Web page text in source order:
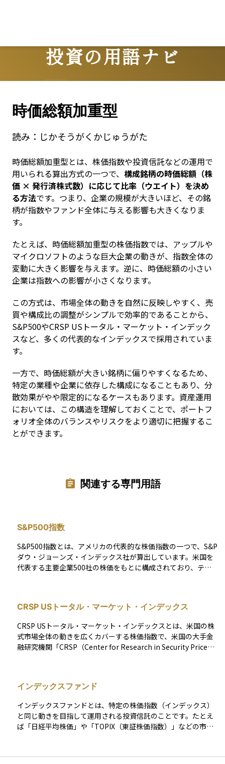
投資の用語ナビ
Terms
時価総額加重型
読み： じかそうがくかじゅうがた
時価総額加重型とは、株価指数や投資信託などの運用で
用いられる算出方式の一つで、 構成銘柄の時価総額（株
価 × 発行済株式数）に応じて比率（ウエイト）を決め
る方法です。つまり、企業の規模が大きいほど、その銘
柄が指数やファンド全体に与える影響も大きくなりま
す。
たとえば、時価総額加重型の株価指数では、アップルや
マイクロソフトのような巨大企業の動きが、指数全体の
変動に大きく影響を与えます。逆に、時価総額の小さい
企業は指数への影響が小さくなります。
この方式は、市場全体の動きを自然に反映しやすく、売
買や構成比の調整がシンプルで効率的であることから、
S&P500やCRSP USトータル・マーケット・インデック
スなど、多くの代表的なインデックスで採用されていま
す。
一方で、時価総額が大きい銘柄に偏りやすくなるため、
特定の業種や企業に依存した構成になることもあり、分
散効果がやや限定的になるケースもあります。資産運用
においては、この構造を理解しておくことで、ポートフ
ォリオ全体のバランスやリスクをより適切に把握するこ
とができます。
関連する専門用語
S&P500指数
S&P500指数とは、アメリカの代表的な株価指数の一つで、S&P
ダウ・ジョーンズ・インデックス社が算出しています。米国を
代表する主要企業500社の株価をもとに構成されており、テク
資信託）のベンチマークとしても広く活用されています。「ア
メリカ経済の健康状態を測る体温計」とも言われる、非常に重
要な指標です。
CRSP USトータル・マーケット・インデックス
CRSP USトータル・マーケット・インデックスとは、米国の株
式市場全体の動きを広くカバーする株価指数で、米国の大手金
融研究機関「CRSP（Center for Research in Security Price
SE）、ナスダック（NASDAQ）、NYSEアメリカンなどに上場
している米国企業の株式のほぼすべてを対象としており、大型
株・中型株・小型株・超小型株まで約4,000銘柄以上を網羅して
います。そのため、米国株式市場の“トータル”な動きを反映す
るインデックスとして、非常に広範な分散性を持っています。
インデックスファンド
インデックスファンドとは、特定の株価指数（インデックス）
と同じ動きを目指して運用される投資信託のことです。たとえ
ば「日経平均株価」や「TOPIX（東証株価指数）」などの市場
散投資ができるのが特徴です。また、運用の手間が少ないた